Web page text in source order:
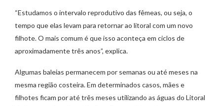
“Estudamos o intervalo reprodutivo das fêmeas, ou seja, o
tempo que elas levam para retornar ao litoral com um novo
filhote. O mais comum é que isso aconteça em ciclos de
aproximadamente três anos”, explica.
Algumas baleias permanecem por semanas ou até meses na
mesma região costeira. Em determinados casos, mães e
filhotes ficam por até três meses utilizando as águas do Litoral